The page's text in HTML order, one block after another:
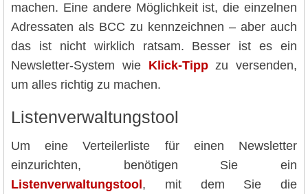
machen. Eine andere Möglichkeit ist, die einzelnen
Adressaten als BCC zu kennzeichnen – aber auch
das ist nicht wirklich ratsam. Besser ist es ein
Newsletter-System wie Klick-Tippzu versenden,
um alles richtig zu machen.
Listenverwaltungstool
Um eine Verteilerliste für einen Newsletter
einzurichten, benötigen Sie ein
Listenverwaltungstool, mit dem Sie die